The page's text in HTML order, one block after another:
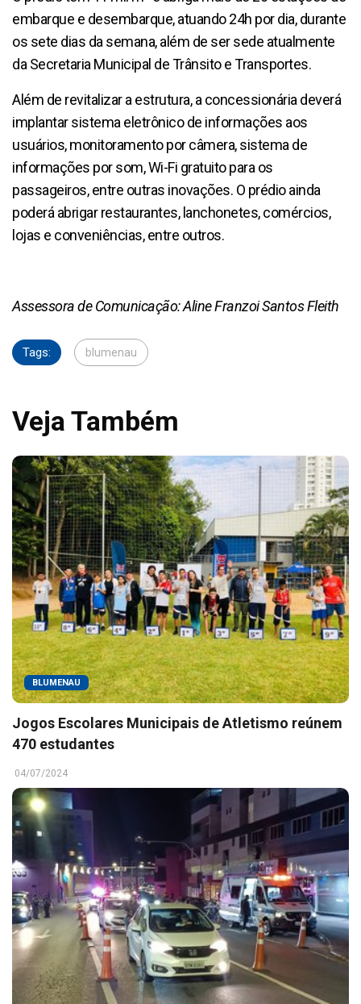
embarque e desembarque, atuando 24h por dia, durante
os sete dias da semana, além de ser sede atualmente
da Secretaria Municipal de Trânsito e Transportes.
Além de revitalizar a estrutura, a concessionária deverá
implantar sistema eletrônico de informações aos
usuários, monitoramento por câmera, sistema de
informações por som, Wi-Fi gratuito para os
passageiros, entre outras inovações. O prédio ainda
poderá abrigar restaurantes, lanchonetes, comércios,
lojas e conveniências, entre outros.
Assessora de Comunicação: Aline Franzoi Santos Fleith
Tags: blumenau
Veja Também
BLUMENAU
Jogos Escolares Municipais de Atletismo reúnem
470 estudantes
04/07/2024